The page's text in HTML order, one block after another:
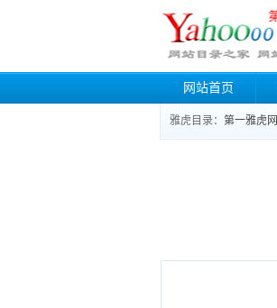
网站首页
雅虎目录： 第一雅虎网